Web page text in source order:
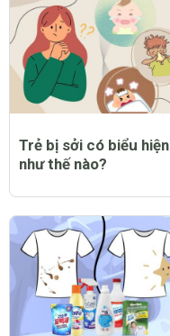
Trẻ bị sởi có biểu hiện
như thế nào?